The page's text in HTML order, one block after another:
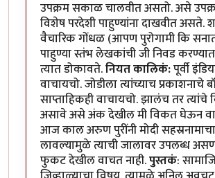
उपक्रम सकाळ चालवीत असतो. असे
विशेष परदेशी पाहुण्यांना दाखवीत असते.
वैचारिक गोंधळ (आपण पुरोगामी कि
पाहुण्या स्तंभ लेखकांची जी निवड
त्यात डोकावते.नियत कालिकं:पूर्वी
वाचायचो. जोडीला त्यांच्याच प्रकाशनाचे
साप्ताहिकही वाचायचो. झालंच तर त्यांचे
असावे असे अंक देखील मी विकत घेऊन
आज काल अरुण पुरींनी मोदी
लावल्यामुळे त्याची जालावर उपलब्ध
फुकट देखील वाचत नाही.पुस्तकं: